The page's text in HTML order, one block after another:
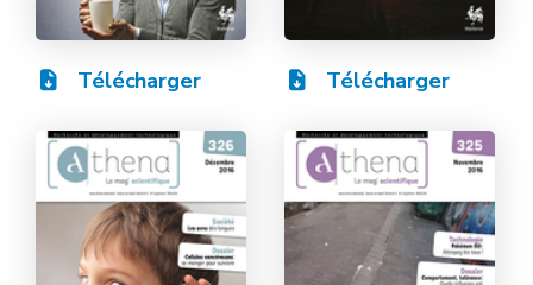
Télécharger Télécharger